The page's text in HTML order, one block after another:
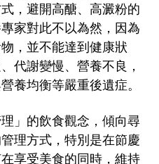
，避開高醣、高澱粉的
家對此不以為然，因為
，並不能達到健康狀
代謝變慢、營養不良，
養均衡等嚴重後遺症。
」的飲食觀念，傾向尋
理方式，特別是在節慶
享受美食的同時，維持